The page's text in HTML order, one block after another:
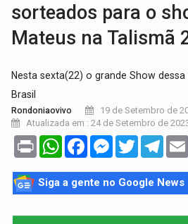
sorteados para o
Mateus na Talismã
Nesta sexta(22) o grande Show
Brasil
Rondoniaovivo
19 de Setembro de
Atualizada em : 24 de Setembro de
Print WhatsAppFacebookMessenger
Twitter
Siga a gente no Google News